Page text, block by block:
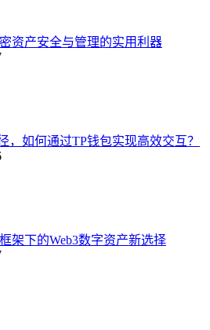
资产安全与管理的实用利器
，如何通过TP钱包实现高效交互？
架下的Web3数字资产新选择